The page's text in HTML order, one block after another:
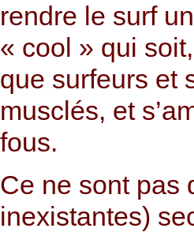
rendre le surf
« cool » qui
que surfeurs et
musclés, et
fous.
Ce ne sont pas
inexistantes)